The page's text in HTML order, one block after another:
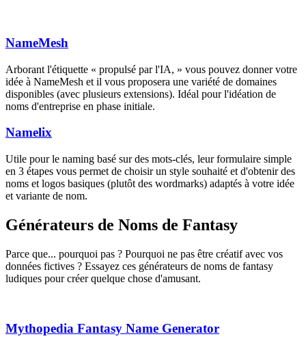
NameMesh
Arborant l'étiquette « propulsé par l'IA, » vous pouvez donner votre
idée à NameMesh et il vous proposera une variété de domaines
disponibles (avec plusieurs extensions). Idéal pour l'idéation de
noms d'entreprise en phase initiale.
Namelix
Utile pour le naming basé sur des mots-clés, leur formulaire simple
en 3 étapes vous permet de choisir un style souhaité et d'obtenir des
noms et logos basiques (plutôt des wordmarks) adaptés à votre idée
et variante de nom.
Générateurs de Noms de Fantasy
Parce que... pourquoi pas ? Pourquoi ne pas être créatif avec vos
données fictives ? Essayez ces générateurs de noms de fantasy
ludiques pour créer quelque chose d'amusant.
Mythopedia Fantasy Name Generator